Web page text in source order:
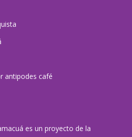
antipodes café
es un proyecto de la